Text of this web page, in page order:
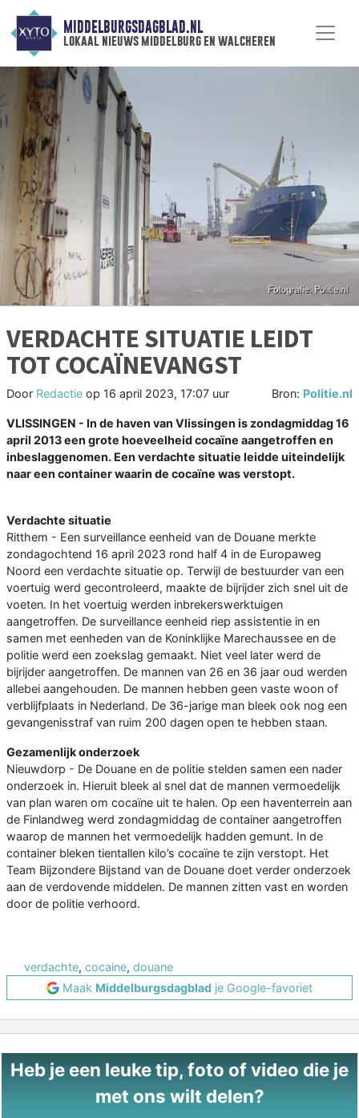
MIDDELBURGSDAGBLAD.NL
lokaal nieuws middelburg en walcheren
VERDACHTE SITUATIE LEIDT
TOT COCAÏNEVANGST
Door Redactie op 16 april 2023, 17:07 uur Bron: Politie.nl
VLISSINGEN - In de haven van Vlissingen is zondagmiddag 16
april 2013 een grote hoeveelheid cocaïne aangetroffen en
inbeslaggenomen. Een verdachte situatie leidde uiteindelijk
naar een container waarin de cocaïne was verstopt.
Verdachte situatie
Ritthem - Een surveillance eenheid van de Douane merkte
zondagochtend 16 april 2023 rond half 4 in de Europaweg
Noord een verdachte situatie op. Terwijl de bestuurder van een
voertuig werd gecontroleerd, maakte de bijrijder zich snel uit de
voeten. In het voertuig werden inbrekerswerktuigen
aangetroffen. De surveillance eenheid riep assistentie in en
samen met eenheden van de Koninklijke Marechaussee en de
politie werd een zoekslag gemaakt. Niet veel later werd de
bijrijder aangetroffen. De mannen van 26 en 36 jaar oud werden
allebei aangehouden. De mannen hebben geen vaste woon of
verblijfplaats in Nederland. De 36-jarige man bleek ook nog een
gevangenisstraf van ruim 200 dagen open te hebben staan.
Gezamenlijk onderzoek
Nieuwdorp - De Douane en de politie stelden samen een nader
onderzoek in. Hieruit bleek al snel dat de mannen vermoedelijk
van plan waren om cocaïne uit te halen. Op een haventerrein aan
de Finlandweg werd zondagmiddag de container aangetroffen
waarop de mannen het vermoedelijk hadden gemunt. In de
container bleken tientallen kilo’s cocaïne te zijn verstopt. Het
Team Bijzondere Bijstand van de Douane doet verder onderzoek
aan de verdovende middelen. De mannen zitten vast en worden
door de politie verhoord.
verdachte, cocaine, douane
Maak Middelburgsdagblad je Google-favoriet
Heb je een leuke tip, foto of video die je
met ons wilt delen?